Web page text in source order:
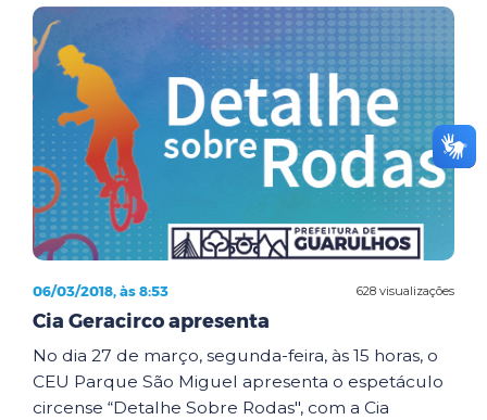
628 visualizações
06/03/2018, às 8:53
Cia Geracirco apresenta
No dia 27 de março, segunda-feira, às 15 horas, o
CEU Parque São Miguel apresenta o espetáculo
circense “Detalhe Sobre Rodas", com a Cia